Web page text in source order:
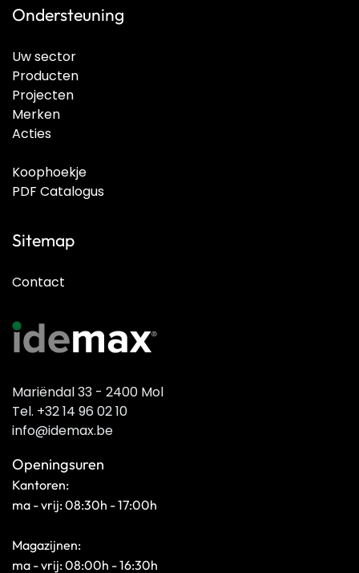
Ondersteuning
Uw sector
Producten
Projecten
Merken
Acties
Koophoekje
PDF Catalogus
Sitemap
Contact
Mariëndal 33 - 2400 Mol
Tel. +32 14 96 02 10
info@idemax.be
Openingsuren
Kantoren:
ma - vrij: 08:30h - 17:00h
Magazijnen:
ma - vrij: 08:00h - 16:30h